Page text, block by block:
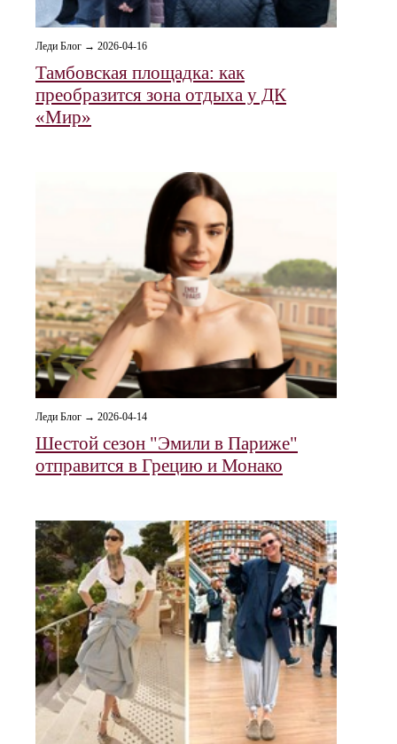
Леди Блог → 2026-04-16
Тамбовская площадка: как
преобразится зона отдыха у ДК
«Мир»
Леди Блог → 2026-04-14
Шестой сезон "Эмили в Париже"
отправится в Грецию и Монако